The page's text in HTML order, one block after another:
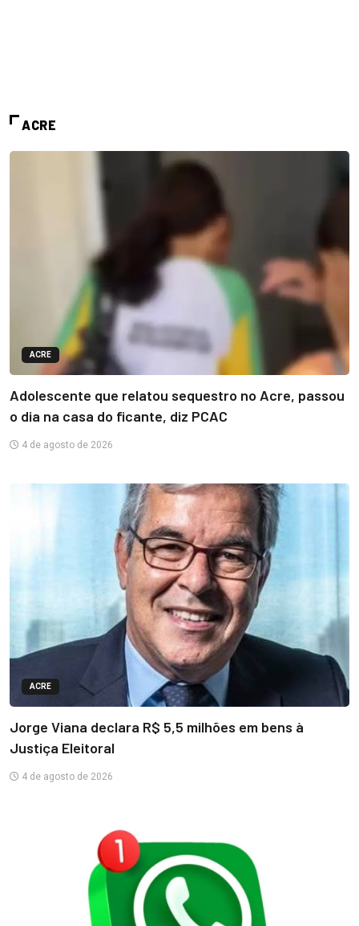
ACRE
ACRE
Adolescente que relatou sequestro no Acre, passou
o dia na casa do ficante, diz PCAC
4 de agosto de 2026
ACRE
Jorge Viana declara R$ 5,5 milhões em bens à
Justiça Eleitoral
4 de agosto de 2026